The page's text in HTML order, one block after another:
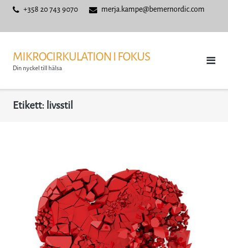
+358 20 743 9070 merja.kampe@bemernordic.com
MIKROCIRKULATION I FOKUS
Din nyckel till hälsa
Etikett:livsstil